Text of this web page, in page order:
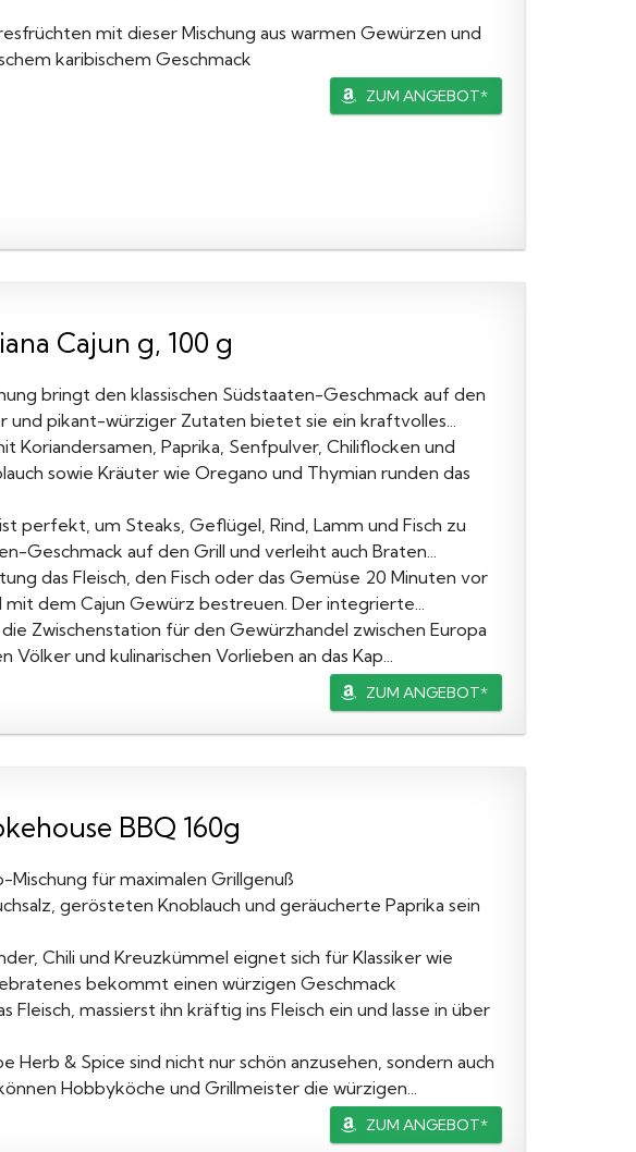
mit dieser Mischung aus warmen Gewürzen und
karibischem Geschmack
ZUM ANGEBOT*
Cajun g, 100 g
bringt den klassischen Südstaaten-Geschmack auf den
und pikant-würziger Zutaten bietet sie ein kraftvolles...
Koriandersamen, Paprika, Senfpulver, Chiliflocken und
sowie Kräuter wie Oregano und Thymian runden das
perfekt, um Steaks, Geflügel, Rind, Lamm und Fisch zu
Geschmack auf den Grill und verleiht auch Braten...
das Fleisch, den Fisch oder das Gemüse 20 Minuten vor
dem Cajun Gewürz bestreuen. Der integrierte...
Zwischenstation für den Gewürzhandel zwischen Europa
und kulinarischen Vorlieben an das Kap...
ZUM ANGEBOT*
BBQ 160g
Mischung für maximalen Grillgenuß
gerösteten Knoblauch und geräucherte Paprika sein
Chili und Kreuzkümmel eignet sich für Klassiker wie
bekommt einen würzigen Geschmack
massierst ihn kräftig ins Fleisch ein und lasse in über
& Spice sind nicht nur schön anzusehen, sondern auch
Hobbyköche und Grillmeister die würzigen...
ZUM ANGEBOT*